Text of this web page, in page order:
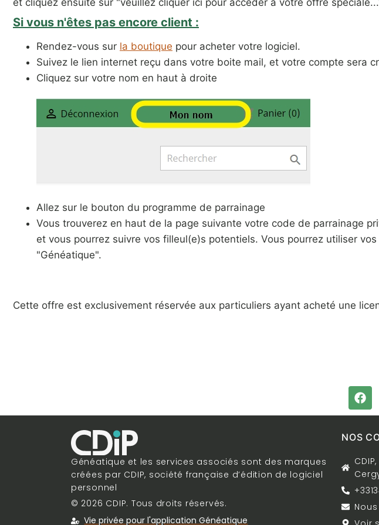
et cliquez ensuite sur "veuillez cliquer ici pour accéder à votre offre
Si vous n'êtes pas encore client :
Rendez-vous sur la boutique pour acheter votre logiciel.
Suivez le lien internet reçu dans votre boite mail, et votre compte sera
Cliquez sur votre nom en haut à droite
Allez sur le bouton du programme de parrainage
Vous trouverez en haut de la page suivante votre code de parrainage
et vous pourrez suivre vos filleul(e)s potentiels. Vous pourrez utiliser
"Généatique".
Cette offre est exclusivement réservée aux particuliers ayant acheté une
Généatique et les services associés sont des marques
créées par CDIP, société française d’édition de logiciel
personnel
© 2026 CDIP. Tous droits réservés.
Vie privée pour l'application Généatique
NOS